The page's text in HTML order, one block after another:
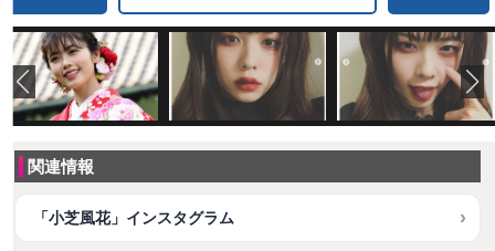
関連情報
「小芝風花」インスタグラム